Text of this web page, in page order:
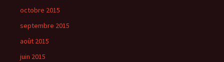
octobre 2015
septembre 2015
août 2015
juin 2015